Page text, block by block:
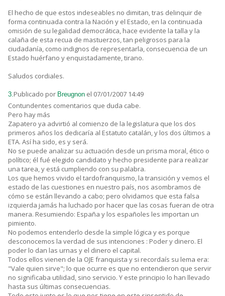
El hecho de que estos indeseables no dimitan, tras delinquir de
forma continuada contra la Nación y el Estado, en la continuada
omisión de su legalidad democrática, hace evidente la talla y la
calaña de esta recua de mastuerzos, tan peligrosos para la
ciudadanía, como indignos de representarla, consecuencia de un
Estado huérfano y enquistadamente, tirano.
Saludos cordiales.
3.Publicado por Breugnon el 07/01/2007 14:49
Contundentes comentarios que duda cabe.
Pero hay más
Zapatero ya advirtió al comienzo de la legislatura que los dos
primeros años los dedicaría al Estatuto catalán, y los dos últimos a
ETA. Así ha sido, es y será.
No se puede analizar su actuación desde un prisma moral, ético o
político; él fué elegido candidato y hecho presidente para realizar
una tarea, y está cumpliendo con su palabra.
Los que hemos vivido el tardofranquismo, la transición y vemos el
estado de las cuestiones en nuestro país, nos asombramos de
cómo se están llevando a cabo; pero olvidamos que esta falsa
izquierda jamás ha luchado por hacer que las cosas fueran de otra
manera. Resumiendo: España y los españoles les importan un
pimiento.
No podemos entenderlo desde la simple lógica y es porque
desconocemos la verdad de sus intenciones : Poder y dinero. El
poder lo dan las urnas y el dinero el capital.
Todos ellos vienen de la OJE franquista y si recordaís su lema era:
"Vale quien sirve"; lo que ocurre es que no entendieron que servir
no significaba utilidad, sino servicio. Y este principio lo han llevado
hasta sus últimas consecuencias.